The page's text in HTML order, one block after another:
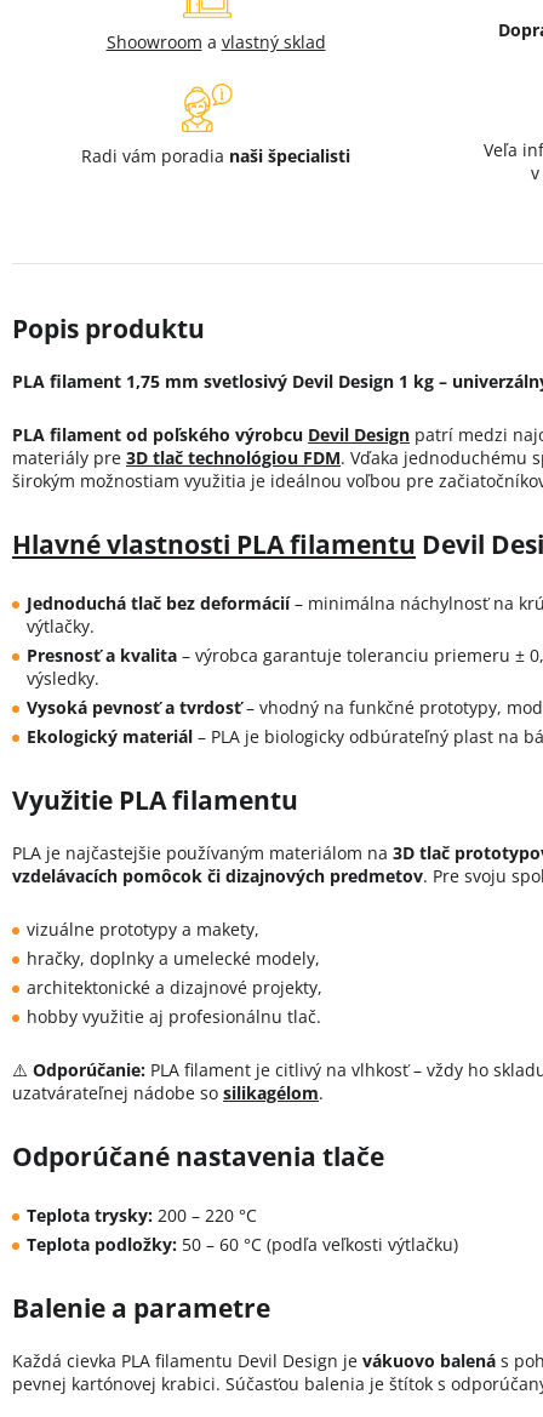
Shoowroom a vlastný sklad
Radi vám poradia naši špecialisti
Veľa
v
PLA filament 1,75 mm svetlosivý Devil Design 1 kg –
PLA filament od poľského výrobcu Devil Design patrí medzi
materiály pre 3D tlač technológiou FDM. Vďaka jednoduchému
širokým možnostiam využitia je ideálnou voľbou pre
Hlavné vlastnosti PLA filamentu Devil
Jednoduchá tlač bez deformácií– minimálna náchylnosť na
výtlačky.
Presnosť a kvalita – výrobca garantuje toleranciu priemeru ±
výsledky.
Vysoká pevnosť a tvrdosť– vhodný na funkčné prototypy,
Ekologický materiál – PLA je biologicky odbúrateľný plast na
Využitie PLA filamentu
PLA je najčastejšie používaným materiálom na 3D tlač
vzdelávacích pomôcok či dizajnových predmetov. Pre svoju
vizuálne prototypy a makety,
hračky, doplnky a umelecké modely,
architektonické a dizajnové projekty,
hobby využitie aj profesionálnu tlač.
⚠️ Odporúčanie: PLA filament je citlivý na vlhkosť – vždy ho
uzatvárateľnej nádobe so silikagélom.
Odporúčané nastavenia tlače
Teplota trysky: 200 – 220 °C
Teplota podložky: 50 – 60 °C (podľa veľkosti výtlačku)
Balenie a parametre
Každá cievka PLA filamentu Devil Design je vákuovo balená s
pevnej kartónovej krabici. Súčasťou balenia je štítok s